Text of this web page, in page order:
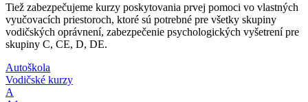
Tiež zabezpečujeme kurzy poskytovania prvej pomoci vo vlastných
vyučovacích priestoroch, ktoré sú potrebné pre všetky skupiny
vodičských oprávnení, zabezpečenie psychologických vyšetrení pre
skupiny C, CE, D, DE.
Autoškola
Vodičské kurzy
A